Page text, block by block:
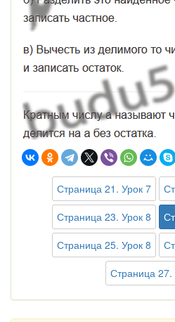
Страница 21. Урок 7
Страница 23. Урок 8
Страница 25. Урок 8
Страница 27.